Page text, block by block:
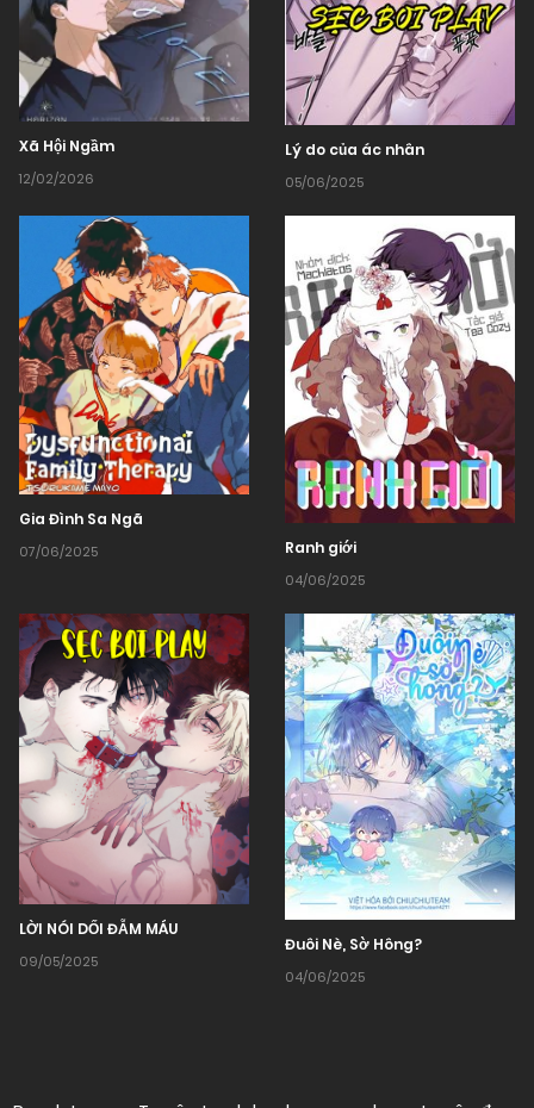
Xã Hội Ngầm
12/02/2026
Lý do của ác nhân
05/06/2025
Gia Đình Sa Ngã
07/06/2025 Ranh giới
04/06/2025
LỜI NÓI DỐI ĐẪM MÁU
09/05/2025
Đuôi Nè, Sờ Hông?
04/06/2025